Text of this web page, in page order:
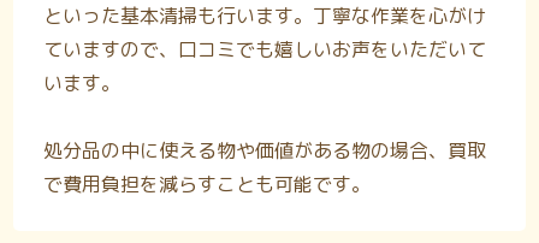
といった基本清掃も行います。丁寧な作業を心がけ
ていますので、口コミでも嬉しいお声をいただいて
います。
処分品の中に使える物や価値がある物の場合、買取
で費用負担を減らすことも可能です。